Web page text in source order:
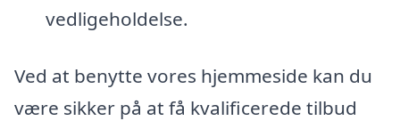
vedligeholdelse.
Ved at benytte vores hjemmeside kan du
være sikker på at få kvalificerede tilbud